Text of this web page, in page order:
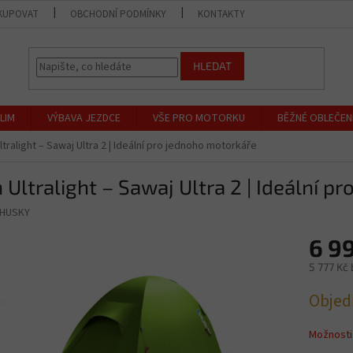
OBCHODNÍ PODMÍNKY KONTAKTY
HLEDAT
VÝBAVA JEZDCE VŠE PRO MOTORKU BĚŽNÉ
– Sawaj Ultra 2 | Ideální pro jednoho motorkáře
Ultralight – Sawaj Ultra 2 | Ideální
HUSKY
6
5 777 Kč
cena: